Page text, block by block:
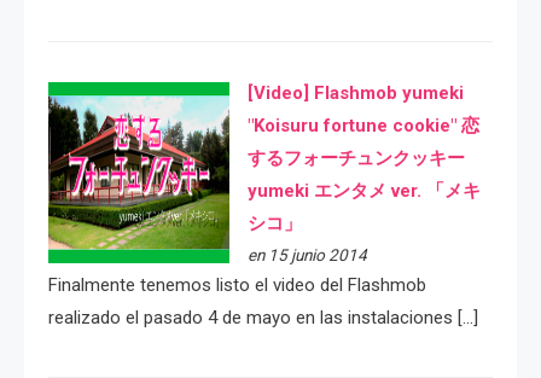
[Video] Flashmob yumeki
"Koisuru fortune cookie" 恋
するフォーチュンクッキー
yumeki エンタメ ver. 「メキ
シコ」
en 15 junio 2014
Finalmente tenemos listo el video del Flashmob
realizado el pasado 4 de mayo en las instalaciones […]